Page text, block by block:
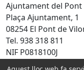
Ajuntament del
Plaça Ajuntament, 1
08254 El Pont de
Tel. 938 318 811
NIF P0818100J